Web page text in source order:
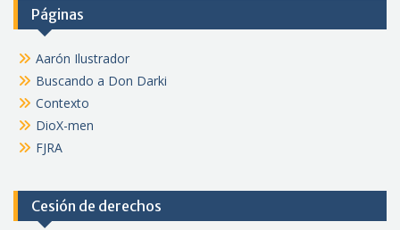
Páginas
Aarón Ilustrador
Buscando a Don Darki
Contexto
DioX-men
FJRA
Cesión de derechos